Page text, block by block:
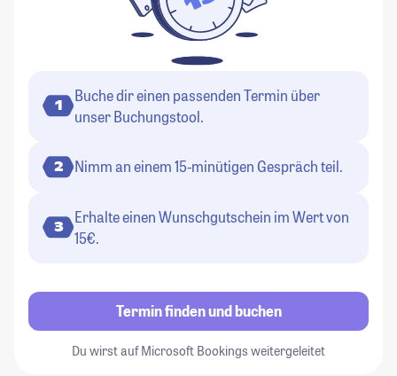
1
Buche dir einen passenden Termin über
unser Buchungstool.
2 Nimm an einem 15-minütigen Gespräch teil.
3
Erhalte einen Wunschgutschein im Wert von
15€.
Termin finden und buchen
Du wirst auf Microsoft Bookings weitergeleitet